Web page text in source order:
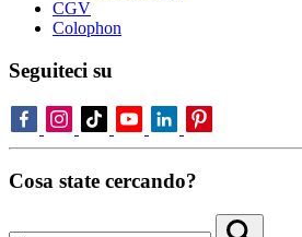
CGV
Colophon
Seguiteci su
Cosa state cercando?